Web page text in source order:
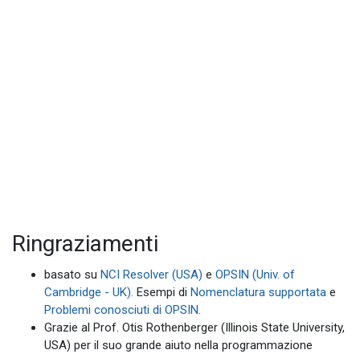
Ringraziamenti
basato su NCI Resolver (USA) e OPSIN (Univ. of
Cambridge - UK). Esempi di Nomenclatura supportata e
Problemi conosciuti di OPSIN
Grazie al Prof. Otis Rothenberger (Illinois State University,
USA) per il suo grande aiuto nella programmazione